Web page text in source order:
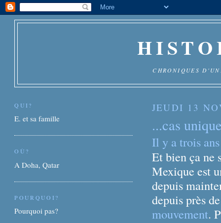
CHRONIQUES
JEUDI 13
...cas
Il y a trois
Et bien ça ne
Mexique est
depuis
depuis près
mouvement.
QUI?
E. et sa famille
OÙ?
A Doha, Qatar
POURQUOI?
Pourquoi pas?